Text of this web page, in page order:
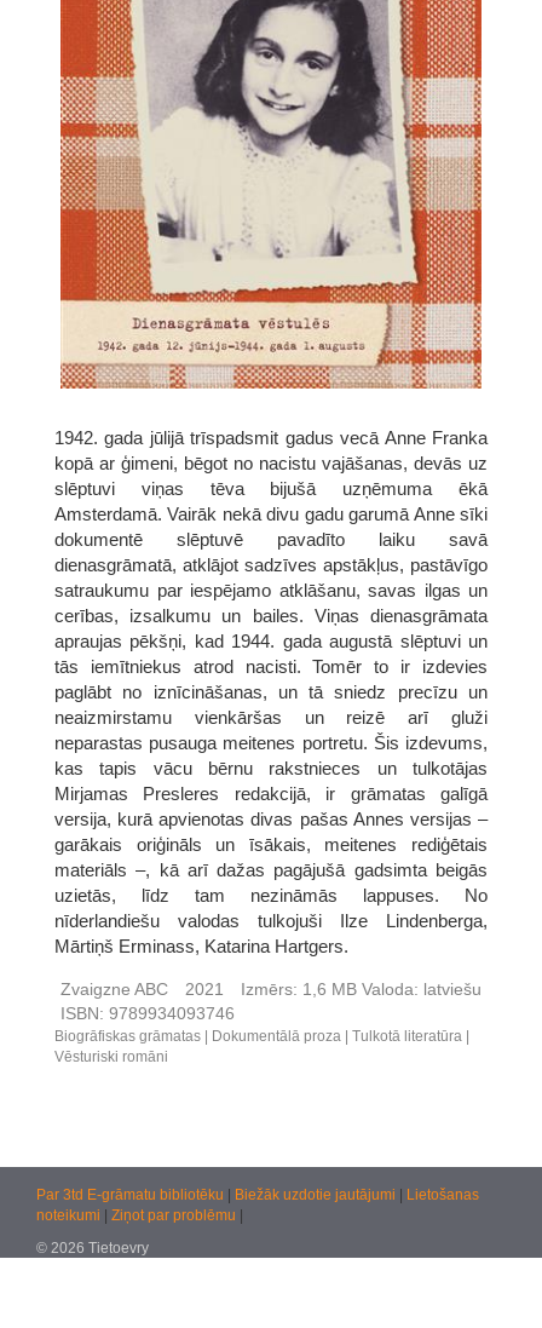
1942. gada jūlijā trīspadsmit gadus vecā Anne Franka
kopā ar ģimeni, bēgot no nacistu vajāšanas, devās uz
slēptuvi viņas tēva bijušā uzņēmuma ēkā
Amsterdamā. Vairāk nekā divu gadu garumā Anne sīki
dokumentē slēptuvē pavadīto laiku savā
dienasgrāmatā, atklājot sadzīves apstākļus, pastāvīgo
satraukumu par iespējamo atklāšanu, savas ilgas un
cerības, izsalkumu un bailes. Viņas dienasgrāmata
apraujas pēkšņi, kad 1944. gada augustā slēptuvi un
tās iemītniekus atrod nacisti. Tomēr to ir izdevies
paglābt no iznīcināšanas, un tā sniedz precīzu un
neaizmirstamu vienkāršas un reizē arī gluži
neparastas pusauga meitenes portretu. Šis izdevums,
kas tapis vācu bērnu rakstnieces un tulkotājas
Mirjamas Presleres redakcijā, ir grāmatas galīgā
versija, kurā apvienotas divas pašas Annes versijas –
garākais oriģināls un īsākais, meitenes rediģētais
materiāls –, kā arī dažas pagājušā gadsimta beigās
uzietās, līdz tam nezināmās lappuses. No
nīderlandiešu valodas tulkojuši Ilze Lindenberga,
Mārtiņš Erminass, Katarina Hartgers.
Zvaigzne ABC 2021 Izmērs: 1,6 MB Valoda: latviešu
ISBN: 9789934093746
Biogrāfiskas grāmatas Dokumentālā proza
Tulkotā literatūra
Vēsturiski romāni
Par 3td E-grāmatu bibliotēku Biežāk uzdotie jautājumi
Lietošanas
noteikumi
Ziņot par problēmu
© 2026 Tietoevry